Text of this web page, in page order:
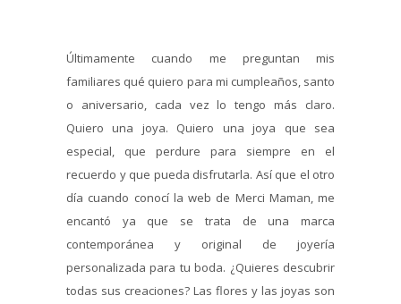
Últimamente cuando me preguntan mis
familiares qué quiero para mi cumpleaños, santo
o aniversario, cada vez lo tengo más claro.
Quiero una joya. Quiero una joya que sea
especial, que perdure para siempre en el
recuerdo y que pueda disfrutarla. Así que el otro
día cuando conocí la web de Merci Maman, me
encantó ya que se trata de una marca
contemporánea y original de joyería
personalizada para tu boda. ¿Quieres descubrir
todas sus creaciones? Las flores y las joyas son